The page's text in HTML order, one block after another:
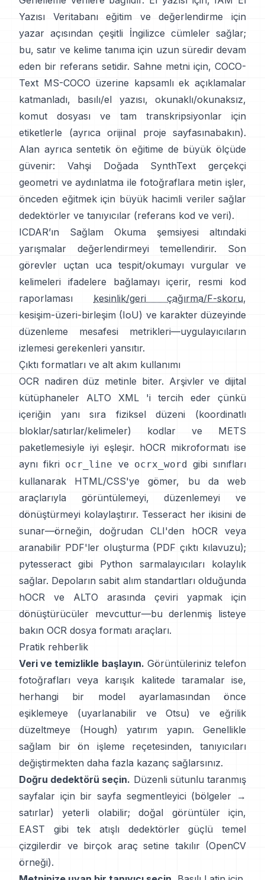
Yazısı Veritabanı
eğitim ve değerlendirme için
yazar açısından çeşitli İngilizce cümleler sağlar;
bu, satır ve kelime tanıma için uzun süredir devam
eden bir referans setidir. Sahne metni için, COCO-
Text MS-COCO üzerine kapsamlı ek açıklamalar
katmanladı, basılı/el yazısı, okunaklı/okunaksız,
komut dosyası ve tam transkripsiyonlar için
etiketlerle (ayrıca orijinal
proje sayfasınabakın).
Alan ayrıca sentetik ön eğitime de büyük ölçüde
güvenir:
Vahşi Doğada SynthText
gerçekçi
geometri ve aydınlatma ile fotoğraflara metin işler,
önceden eğitmek için büyük hacimli veriler sağlar
dedektörler ve tanıyıcılar (referans kod ve veri).
ICDAR’ın Sağlam Okuma
şemsiyesi altındaki
yarışmalar değerlendirmeyi temellendirir. Son
görevler uçtan uca tespit/okumayı vurgular ve
kelimeleri ifadelere bağlamayı içerir, resmi kod
raporlaması
kesinlik/geri çağırma/F-skoru,
kesişim-üzeri-birleşim (IoU) ve karakter düzeyinde
düzenleme mesafesi metrikleri—uygulayıcıların
izlemesi gerekenleri yansıtır.
Çıktı formatları ve alt akım kullanımı
OCR nadiren düz metinle biter. Arşivler ve dijital
kütüphaneler
ALTO XML
'i tercih eder çünkü
içeriğin yanı sıra fiziksel düzeni (koordinatlı
bloklar/satırlar/kelimeler) kodlar ve METS
paketlemesiyle iyi eşleşir. hOCR mikroformatı ise
aynı fikri ocr_line ve ocrx_word gibi sınıfları
kullanarak HTML/CSS'ye gömer, bu da web
araçlarıyla görüntülemeyi, düzenlemeyi ve
dönüştürmeyi kolaylaştırır. Tesseract her ikisini de
sunar—örneğin, doğrudan CLI'den hOCR veya
aranabilir PDF'ler oluşturma (PDF çıktı kılavuzu);
pytesseract gibi Python sarmalayıcıları kolaylık
sağlar. Depoların sabit alım standartları olduğunda
hOCR ve ALTO arasında çeviri yapmak için
dönüştürücüler mevcuttur—bu derlenmiş listeye
bakın OCR dosya formatı araçları.
Pratik rehberlik
Veri ve temizlikle başlayın. Görüntüleriniz telefon
fotoğrafları veya karışık kalitede taramalar ise,
herhangi bir model ayarlamasından önce
eşiklemeye (uyarlanabilir ve Otsu) ve eğrilik
düzeltmeye (Hough) yatırım yapın. Genellikle
sağlam bir ön işleme reçetesinden, tanıyıcıları
değiştirmekten daha fazla kazanç sağlarsınız.
Doğru dedektörü seçin. Düzenli sütunlu taranmış
sayfalar için bir sayfa segmentleyici (bölgeler →
satırlar) yeterli olabilir; doğal görüntüler için,
EAST
gibi tek atışlı dedektörler güçlü temel
çizgilerdir ve birçok araç setine takılır (OpenCV
örneği).